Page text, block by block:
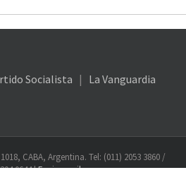
Socialista | La Vanguardia
CABA, Argentina. Tel: (011) 2053 3860 /